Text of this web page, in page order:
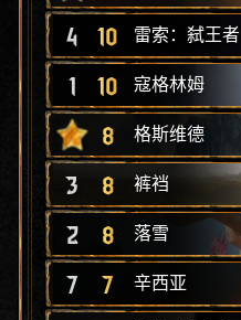
4 10 雷索：弑王者
1 10 寇格林姆
8 格斯维德
3 8 裤裆
2 8 落雪
7 7 辛西亚